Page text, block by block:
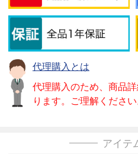
代理購入とは
代理購入のため、商品
ります。ご理解ください
アイテ